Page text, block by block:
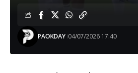
PAOKDAY 04/07/2026 17:40